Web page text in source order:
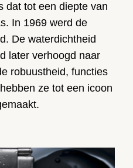
dat tot een diepte van
In 1969 werd de
De waterdichtheid
later verhoogd naar
robuustheid, functies
ze tot een icoon